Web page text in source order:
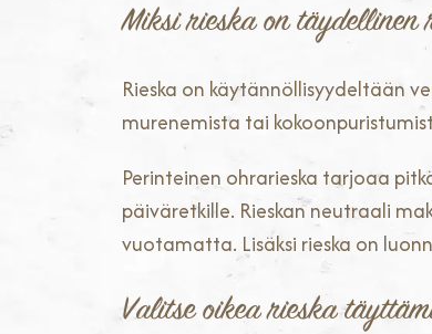
Miksi rieska on
Rieska on käytännöllisyydeltään
murenemista tai
Perinteinen ohrarieska tarjoaa
päiväretkille. Rieskan neutraali
vuotamatta. Lisäksi rieska on
Valitse oikea rieska